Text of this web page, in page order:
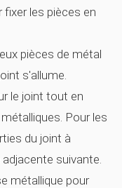
fixer les pièces en
pièces de métal
s'allume.
le joint tout en
Pour les
du joint à
suivante.
métallique pour